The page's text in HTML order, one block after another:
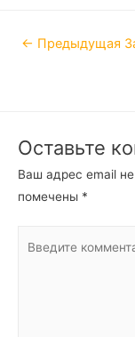
← Предыдущая
Оставьте
Ваш адрес email
помечены *